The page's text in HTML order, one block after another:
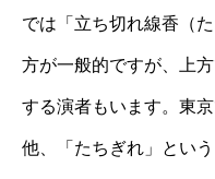
では「立ち切れ線香（
方が一般的ですが、上
する演者もいます。東
他、「たちぎれ」とい